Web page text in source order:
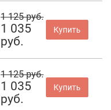
1 125 руб.
1 035
руб.
Купить
1 125 руб.
1 035
руб.
Купить